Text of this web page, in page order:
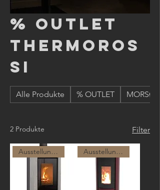
% Outlet
Thermoros
si
Alle Produkte % OUTLET MORSØ
2 Produkte Filter
Ausstellungsgerät Meldorf Ausstellungsgerät Kiel